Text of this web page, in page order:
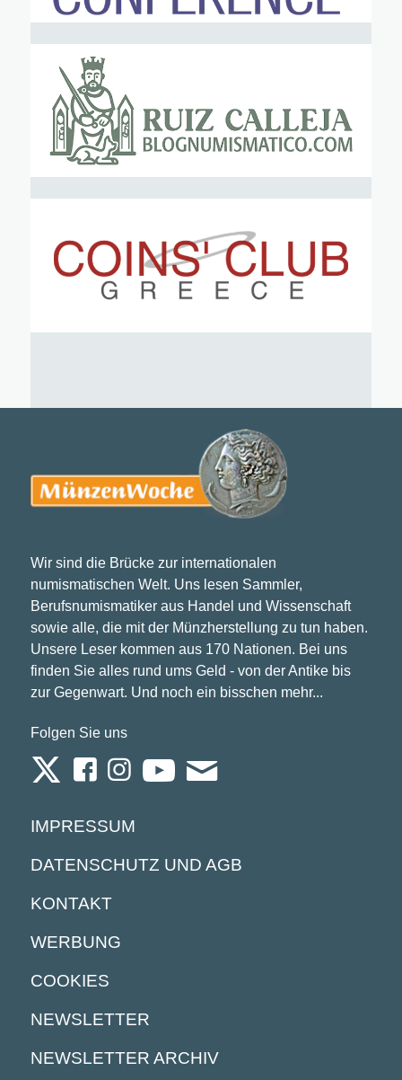
Wir sind die Brücke zur internationalen
numismatischen Welt. Uns lesen Sammler,
Berufsnumismatiker aus Handel und Wissenschaft
sowie alle, die mit der Münzherstellung zu tun haben.
Unsere Leser kommen aus 170 Nationen. Bei uns
finden Sie alles rund ums Geld - von der Antike bis
zur Gegenwart. Und noch ein bisschen mehr...
Folgen Sie uns
IMPRESSUM
DATENSCHUTZ UND AGB
KONTAKT
WERBUNG
COOKIES
NEWSLETTER
NEWSLETTER ARCHIV